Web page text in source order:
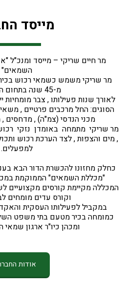
מייסד
השמאים"
מ-45 שנה בתחום השמאות.
מכני הנדסי (צמ"ה) , מדחסים ,
למפעלים.
"מכללת השמאים" הממוקמת
וקורס עדים מומחים
ומכהן כיו"ר ארגון
אודות